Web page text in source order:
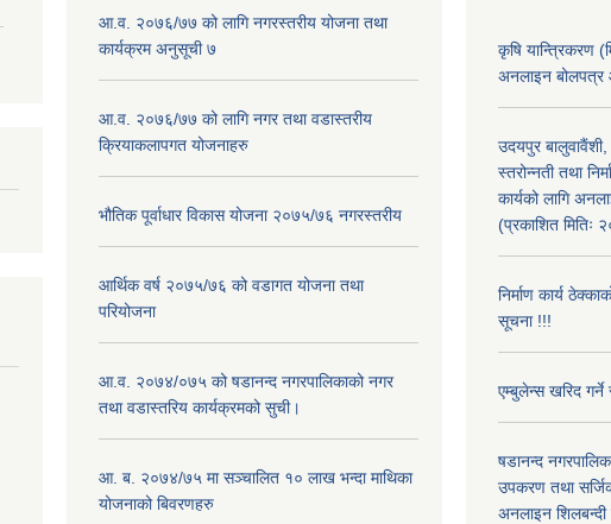
आ.व. २०७६/७७ को लागि नगरस्तरीय योजना तथा
कार्यक्रम अनुसूची ७
आ.व. २०७६/७७ को लागि नगर तथा वडास्तरीय
क्रियाकलापगत योजनाहरु
भौतिक पूर्वाधार विकास योजना २०७५/७६ नगरस्तरीय
आर्थिक वर्ष २०७५/७६ को वडागत योजना तथा
परियोजना
आ.व. २०७४/०७५ को षडानन्द नगरपालिकाको नगर
तथा वडास्तरिय कार्यक्रमको सुची।
आ. ब. २०७४/७५ मा सञ्चालित १० लाख भन्दा माथिका
योजनाको बिवरणहरु
कृषि यान्त्रिकरण
अनलाइन बोलपत्र
उदयपुर
स्तरोन्नती तथा
कार्यको लागि
(प्रकाशित
निर्माण कार्य
सूचना !!!
एम्बुलेन्स खरिद
षडानन्द
उपकरण तथा
अनलाइन